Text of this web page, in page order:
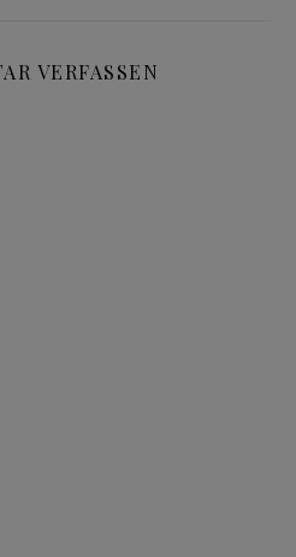
VERFASSEN